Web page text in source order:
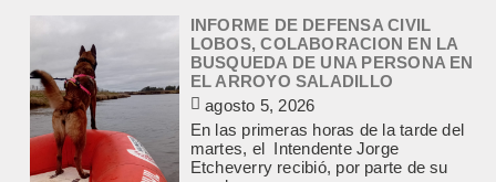
martes, el Intendente Jorge
Etcheverry recibió, por parte de su
par de...
TRES LESIONADOS POR EL
CHOQUE DE UN AUTO Y UN
CAMION EN LA RUTA 205
agosto 5, 2026
En el kilómetro 114 de la Ruta